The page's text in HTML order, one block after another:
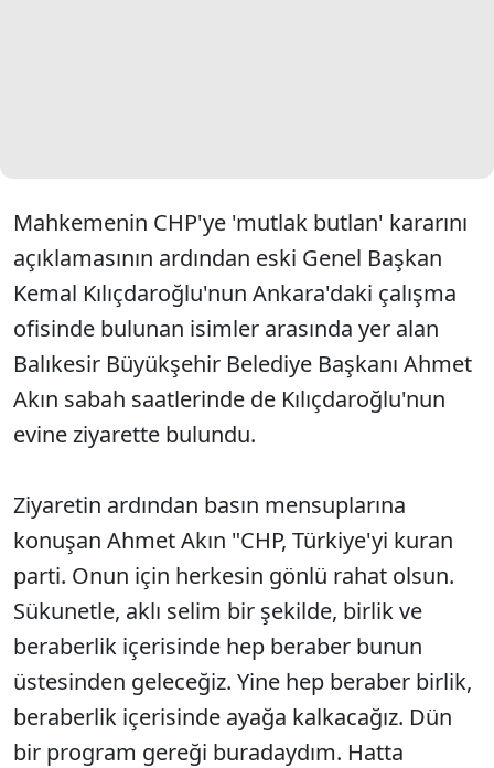
Mahkemenin CHP'ye 'mutlak butlan' kararını
açıklamasının ardından eski Genel Başkan
Kemal Kılıçdaroğlu'nun Ankara'daki çalışma
ofisinde bulunan isimler arasında yer alan
Balıkesir Büyükşehir Belediye Başkanı Ahmet
Akın sabah saatlerinde de Kılıçdaroğlu'nun
evine ziyarette bulundu.
Ziyaretin ardından basın mensuplarına
konuşan Ahmet Akın "CHP, Türkiye'yi kuran
parti. Onun için herkesin gönlü rahat olsun.
Sükunetle, aklı selim bir şekilde, birlik ve
beraberlik içerisinde hep beraber bunun
üstesinden geleceğiz. Yine hep beraber birlik,
beraberlik içerisinde ayağa kalkacağız. Dün
bir program gereği buradaydım. Hatta